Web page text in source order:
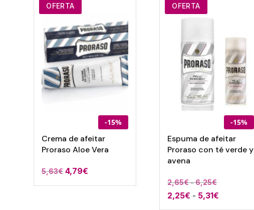
32,30€
hasta
27,46€
OFERTA
-15%
Crema de afeitar
Proraso Aloe Vera
5,63€ 4,79€
OFERTA
-15%
Espuma de afeitar
Proraso con té verde y
avena
2,65€-6,25€Rango
de
precios:
2,25€ - 5,31€
de